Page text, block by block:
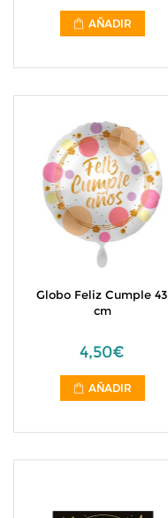
AÑADIR
Globo Feliz Cumple 43
cm
4,50€
AÑADIR